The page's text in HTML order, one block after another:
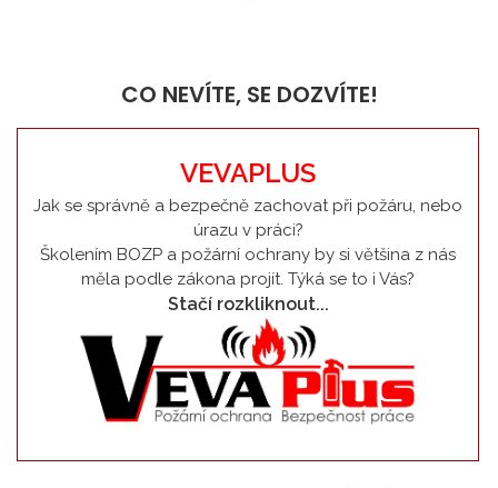
CO NEVÍTE, SE DOZVÍTE!
VEVAPLUS
Jak se správně a bezpečně zachovat při požáru, nebo
úrazu v práci?
Školením BOZP a požární ochrany by si většina z nás
měla podle zákona projít. Týká se to i Vás?
Stačí rozkliknout...